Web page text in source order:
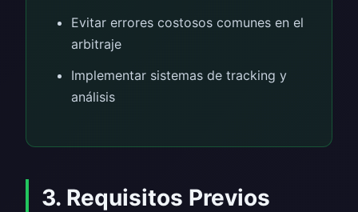
Evitar errores costosos comunes en el
arbitraje
Implementar sistemas de tracking y
análisis
3. Requisitos Previos